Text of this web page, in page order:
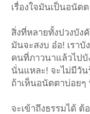
เรื่องใจมันเป็นอนัตต
สิ่งที่หลายทั้งปวงบัง
มันจะสงบ อ๋อ! เราบั
คนที่ภาวนาแล้วไป
นั่นแหละ! จะไม่มีวัน
ถ้าเห็นอนัตตาบ่อยๆ
จะเข้าถึงธรรมได้ ต้